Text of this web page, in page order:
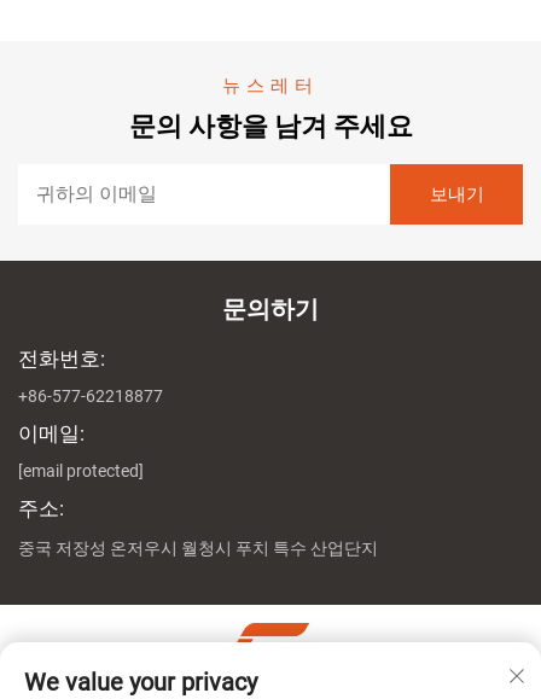
뉴스레터
문의 사항을 남겨 주세요
문의하기
전화번호:
+86-577-62218877
이메일:
[email protected]
주소:
중국 저장성 온저우시 월청시 푸치 특수 산업단지
We value your privacy